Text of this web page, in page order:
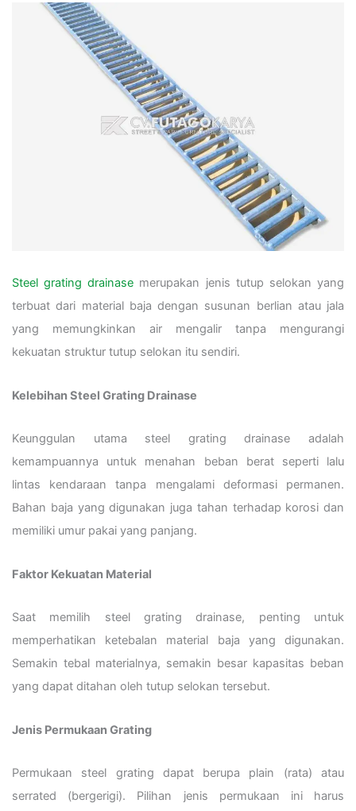
Steel grating drainase merupakan jenis tutup selokan yang
terbuat dari material baja dengan susunan berlian atau jala
yang memungkinkan air mengalir tanpa mengurangi
kekuatan struktur tutup selokan itu sendiri.
Kelebihan Steel Grating Drainase
Keunggulan utama steel grating drainase adalah
kemampuannya untuk menahan beban berat seperti lalu
lintas kendaraan tanpa mengalami deformasi permanen.
Bahan baja yang digunakan juga tahan terhadap korosi dan
memiliki umur pakai yang panjang.
Faktor Kekuatan Material
Saat memilih steel grating drainase, penting untuk
memperhatikan ketebalan material baja yang digunakan.
Semakin tebal materialnya, semakin besar kapasitas beban
yang dapat ditahan oleh tutup selokan tersebut.
Jenis Permukaan Grating
Permukaan steel grating dapat berupa plain (rata) atau
serrated (bergerigi). Pilihan jenis permukaan ini harus